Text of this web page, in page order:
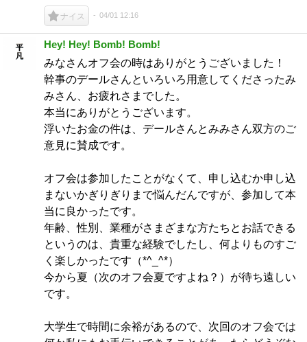
ナイス 04/01 12:16
Hey! Hey! Bomb! Bomb!
みなさんオフ会の時はありがとうございました！
幹事のデールさんといろいろ用意してくださったみ
みさん、お疲れさまでした。
本当にありがとうございます。
浮いたお金の件は、デールさんとみみさん双方のご
意見に賛成です。
オフ会は参加したことがなくて、申し込むか申し込
まないかぎりぎりまで悩んだんですが、参加して本
当に良かったです。
年齢、性別、業種がさまざまな方たちとお話できる
というのは、貴重な経験でしたし、何よりものすご
く楽しかったです（*^_^*）
今から夏（次のオフ会夏ですよね？）が待ち遠しい
です。
大学生で時間に余裕があるので、次回のオフ会では